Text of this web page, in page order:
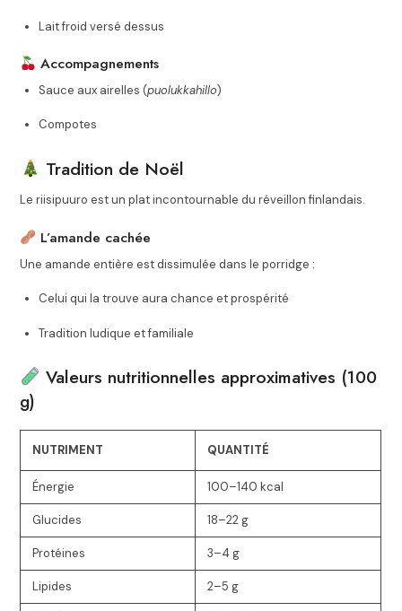
Lait froid versé dessus
Accompagnements
Sauce aux airelles (puolukkahillo)
Compotes
Tradition de Noël
Le riisipuuro est un plat incontournable du réveillon finlandais.
L’amande cachée
Une amande entière est dissimulée dans le porridge :
Celui qui la trouve aura chance et prospérité
Tradition ludique et familiale
Valeurs nutritionnelles approximatives (100
g)
NUTRIMENT QUANTITÉ
Énergie 100–140 kcal
Glucides 18–22 g
Protéines 3–4 g
Lipides 2–5 g